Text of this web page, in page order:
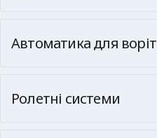
Автоматика для воріт
Ролетні системи